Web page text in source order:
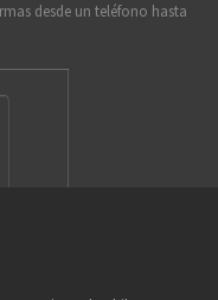
desde un teléfono hasta